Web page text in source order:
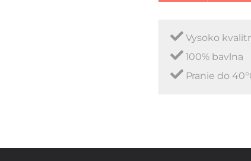
Vysoko
100% bavlna
Pranie do